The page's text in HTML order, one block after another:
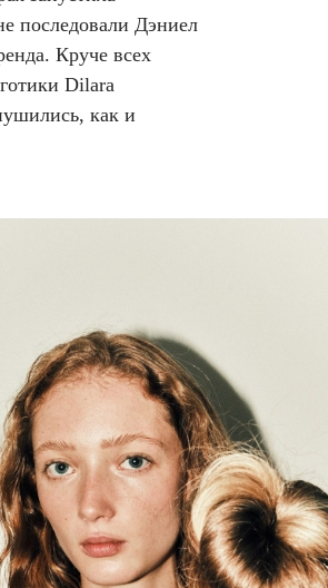
последовали Дэниел
Круче всех
Dilara
как и